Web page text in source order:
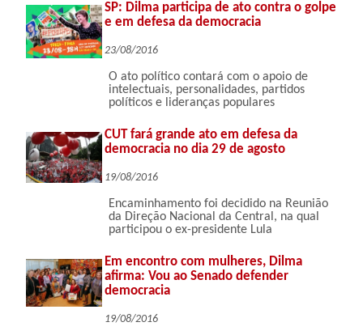
SP: Dilma participa de ato contra o golpe
e em defesa da democracia
23/08/2016
O ato político contará com o apoio de
intelectuais, personalidades, partidos
políticos e lideranças populares
CUT fará grande ato em defesa da
democracia no dia 29 de agosto
19/08/2016
Encaminhamento foi decidido na Reunião
da Direção Nacional da Central, na qual
participou o ex-presidente Lula
Em encontro com mulheres, Dilma
afirma: Vou ao Senado defender
democracia
19/08/2016